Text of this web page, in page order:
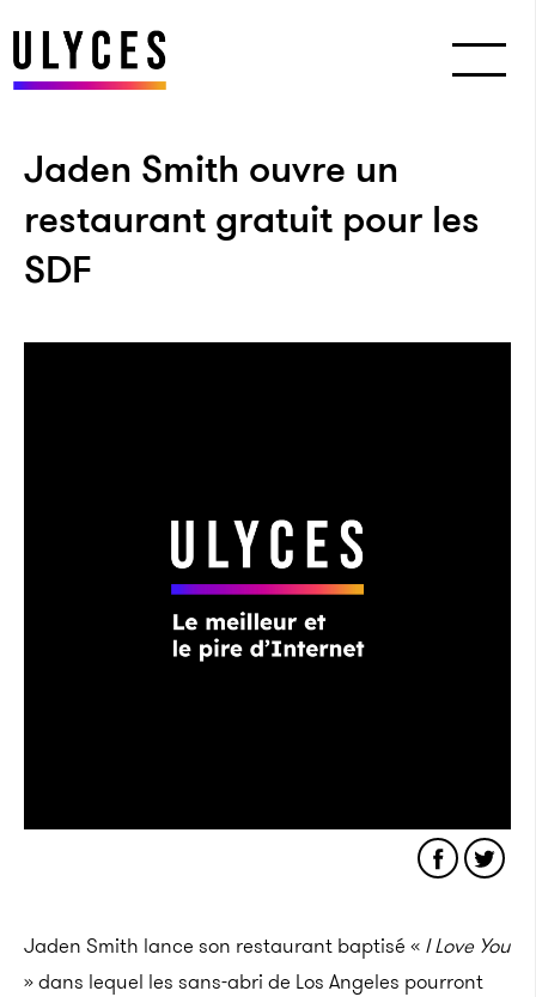
Jaden Smith ouvre un
restaurant gratuit pour les
SDF
Jaden Smith lance son restaurant baptisé « I Love You
» dans lequel les sans-abri de Los Angeles pourront